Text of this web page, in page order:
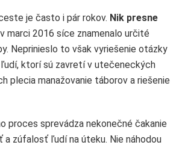
je často i pár rokov. Nik presne
marci 2016 síce znamenalo určité
Neprinieslo to však vyriešenie otázky
ktorí sú zavretí v utečeneckých
plecia manažovanie táborov a riešenie
proces sprevádza nekonečné čakanie
zúfalosť ľudí na úteku. Nie náhodou